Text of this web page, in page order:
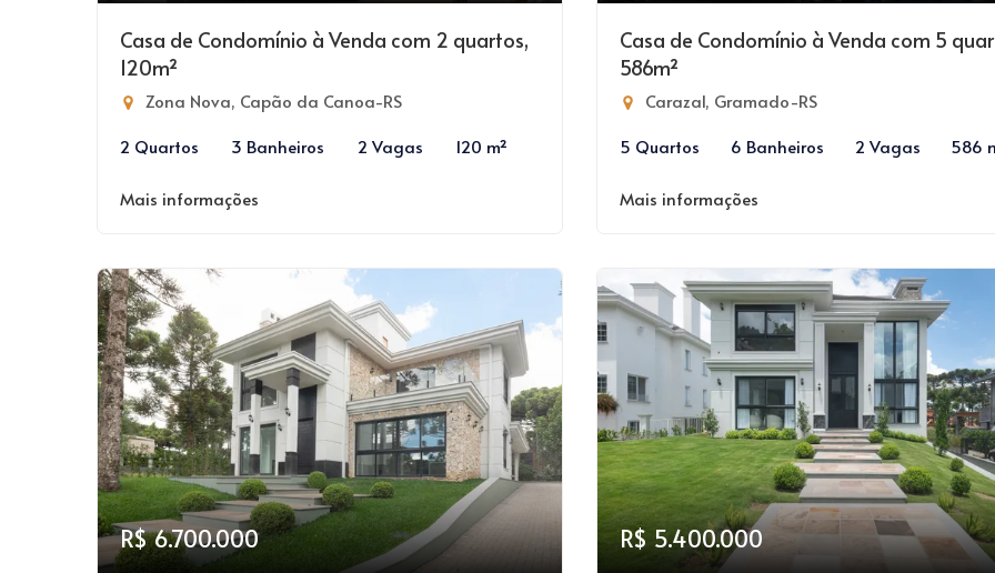
Casa de Condomínio à Venda com 2 quartos,
120m²
Zona Nova, Capão da Canoa-RS
2 Quartos
3 Banheiros 2 Vagas 120 m²
Mais informações
Casa de Condomínio à Venda com 5
586m²
Carazal, Gramado-RS
5 Quartos
6 Banheiros 2 Vagas 586
Mais informações
R$ 6.700.000 R$ 5.400.000